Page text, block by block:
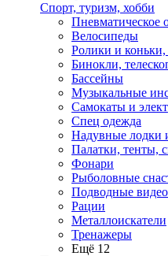
Спорт, туризм, хобби
Пневматическое
Велосипеды
Ролики и
Бинокли,
Бассейны
Музыкальные
Самокаты и
Спец одежда
Надувные лодки
Палатки, тенты,
Фонари
Рыболовные
Подводные
Рации
Металлоискатели
Тренажеры
Ещё 12